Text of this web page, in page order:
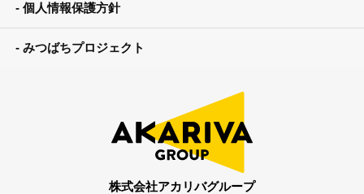
個人情報保護方針
みつばちプロジェクト
株式会社アカリバグループ